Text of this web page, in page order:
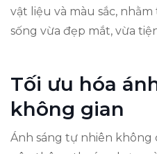
vật liệu và màu sắc,
sống vừa đẹp mắt, vừa
Tối ưu hóa
không gian
Ánh sáng tự nhiên